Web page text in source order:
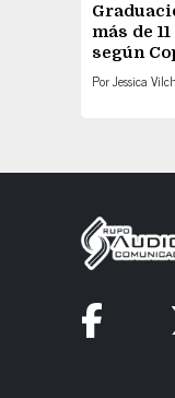
más de
según
PorJessica